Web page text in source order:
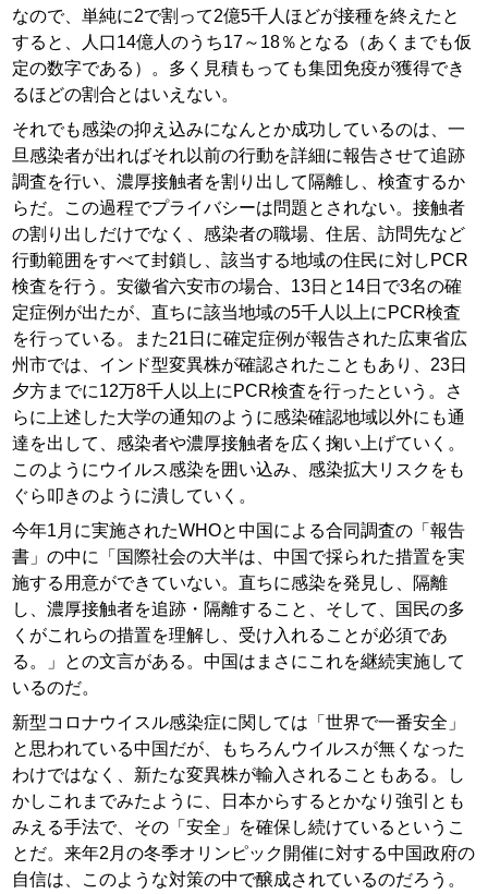
なので、単純に2で割って2億5千人ほどが接種を終えたと
すると、人口14億人のうち17～18％となる（あくまでも仮
定の数字である）。多く見積もっても集団免疫が獲得でき
るほどの割合とはいえない。
それでも感染の抑え込みになんとか成功しているのは、一
旦感染者が出ればそれ以前の行動を詳細に報告させて追跡
調査を行い、濃厚接触者を割り出して隔離し、検査するか
らだ。この過程でプライバシーは問題とされない。接触者
の割り出しだけでなく、感染者の職場、住居、訪問先など
行動範囲をすべて封鎖し、該当する地域の住民に対しPCR
検査を行う。安徽省六安市の場合、13日と14日で3名の確
定症例が出たが、直ちに該当地域の5千人以上にPCR検査
を行っている。また21日に確定症例が報告された広東省広
州市では、インド型変異株が確認されたこともあり、23日
夕方までに12万8千人以上にPCR検査を行ったという。さ
らに上述した大学の通知のように感染確認地域以外にも通
達を出して、感染者や濃厚接触者を広く掬い上げていく。
このようにウイルス感染を囲い込み、感染拡大リスクをも
ぐら叩きのように潰していく。
今年1月に実施されたWHOと中国による合同調査の「報告
書」の中に「国際社会の大半は、中国で採られた措置を実
施する用意ができていない。直ちに感染を発見し、隔離
し、濃厚接触者を追跡・隔離すること、そして、国民の多
くがこれらの措置を理解し、受け入れることが必須であ
る。」との文言がある。中国はまさにこれを継続実施して
いるのだ。
新型コロナウイスル感染症に関しては「世界で一番安全」
と思われている中国だが、もちろんウイルスが無くなった
わけではなく、新たな変異株が輸入されることもある。し
かしこれまでみたように、日本からするとかなり強引とも
みえる手法で、その「安全」を確保し続けているというこ
とだ。来年2月の冬季オリンピック開催に対する中国政府の
自信は、このような対策の中で醸成されているのだろう。